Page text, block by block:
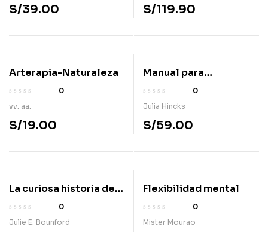
S/39.00 S/119.90
Arterapia-Naturaleza
0
vv. aa.
S/19.00
Manual para
remalladora/overlock
0
Julia Hincks
S/59.00
La curiosa historia de
los Laberintos
0
Julie E. Bounford
Flexibilidad mental
0
Mister Mourao